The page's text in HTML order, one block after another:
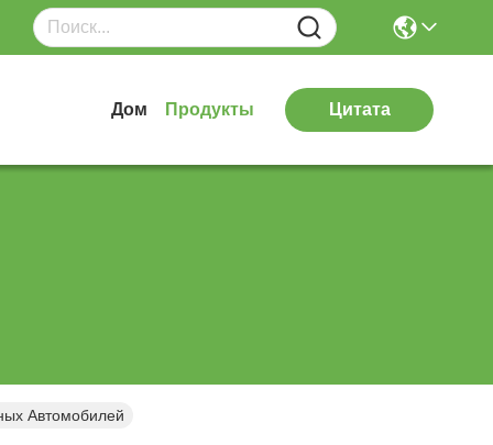
Дом Продукты Цитата
Автомобилей